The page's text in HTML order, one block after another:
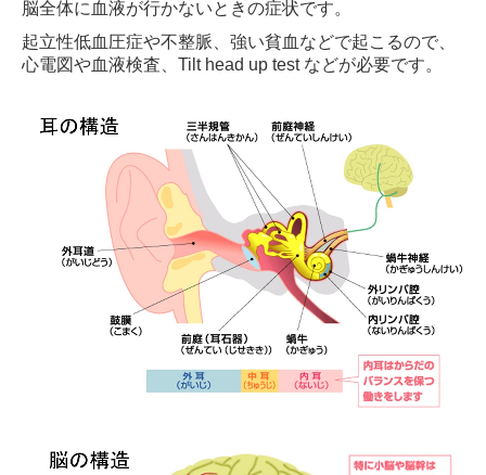
脳全体に血液が行かないときの症状です。
起立性低血圧症や不整脈、強い貧血などで起こるので、
心電図や血液検査、Tilt head up test などが必要です。